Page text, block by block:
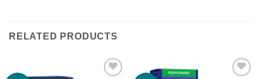
RELATED PRODUCTS